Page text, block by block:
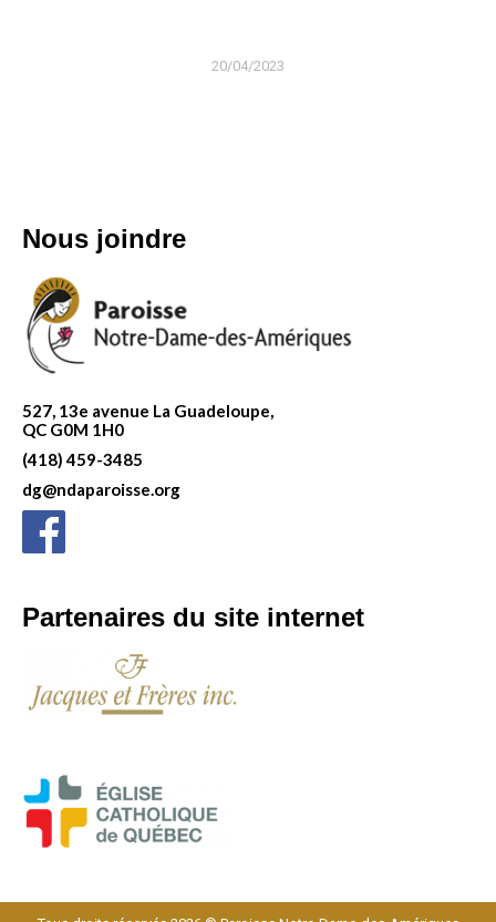
20/04/2023
Nous joindre
527, 13e avenue La Guadeloupe,
QC G0M 1H0
(418) 459-3485
dg@ndaparoisse.org
Partenaires du site internet